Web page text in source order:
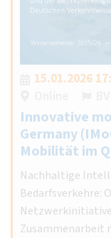
15.01.2026
Innovative
Germany
Mobilität im
Nachhaltige
Bedarfsverkehre:
Zusammenarbeit